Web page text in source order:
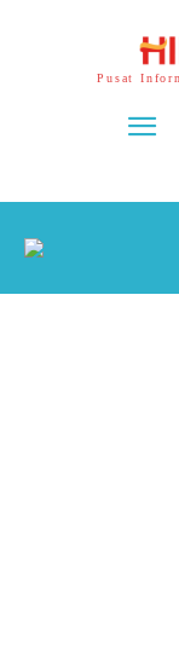
Pusat